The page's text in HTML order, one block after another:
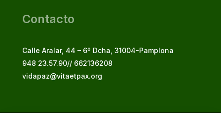
Contacto
Calle Aralar, 44 – 6º Dcha, 31004-Pamplona
948 23.57.90// 662136208
vidapaz@vitaetpax.org